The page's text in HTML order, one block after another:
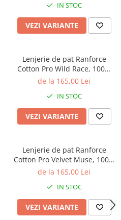
IN STOC
VEZI VARIANTE
Lenjerie de pat Ranforce
Cotton Pro Wild Race, 100%
bumbac, maro, imprimeu
de la 165,00 Lei
IN STOC
VEZI VARIANTE
Lenjerie de pat Ranforce
Cotton Pro Velvet Muse, 100%
bumbac, verde inchis,
de la 165,00 Lei
IN STOC
VEZI VARIANTE